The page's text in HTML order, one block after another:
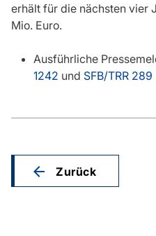
erhält für die nächsten vier
Mio. Euro.
Ausführliche
1242 und SFB/TRR 289
Zurück